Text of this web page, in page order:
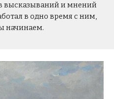
высказываний и мнений
в одно время с ним,
начинаем.